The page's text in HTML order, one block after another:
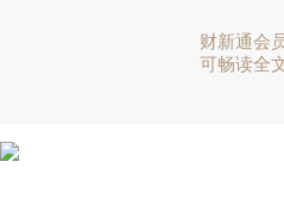
财新通会
可畅读全